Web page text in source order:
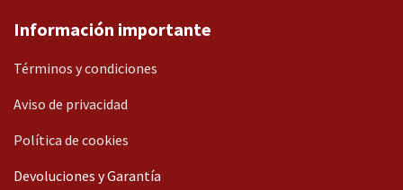
Información importante
Términos y condiciones
Aviso de privacidad
Política de cookies
Devoluciones y Garantía